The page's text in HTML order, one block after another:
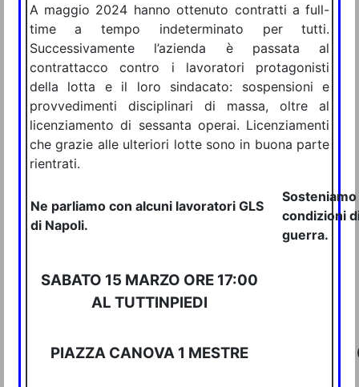
A maggio 2024 hanno ottenuto contratti a full-
time a tempo indeterminato per tutti.
Successivamente l’azienda è passata al
contrattacco contro i lavoratori protagonisti
della lotta e il loro sindacato: sospensioni e
provvedimenti disciplinari di massa, oltre al
licenziamento di sessanta operai. Licenziamenti
che grazie alle ulteriori lotte sono in buona parte
rientrati.
Ne parliamo con alcuni lavoratori GLS
di Napoli.
condizioni
guerra.
SABATO 15 MARZO ORE 17:00
AL TUTTINPIEDI
PIAZZA CANOVA 1 MESTRE